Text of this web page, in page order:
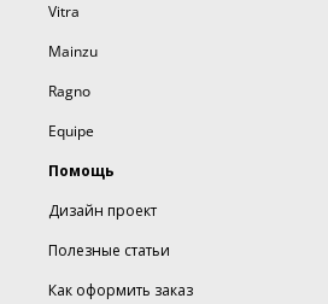
Vitra
Mainzu
Ragno
Equipe
Помощь
Дизайн проект
Полезные статьи
Как оформить заказ